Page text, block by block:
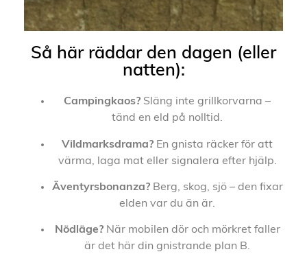
Så här räddar den dagen (eller
natten):
Campingkaos? Släng inte grillkorvarna –
tänd en eld på nolltid.
Vildmarksdrama? En gnista räcker för att
värma, laga mat eller signalera efter hjälp.
Äventyrsbonanza?Berg, skog, sjö – den fixar
elden var du än är.
Nödläge?När mobilen dör och mörkret faller
är det här din gnistrande plan B.